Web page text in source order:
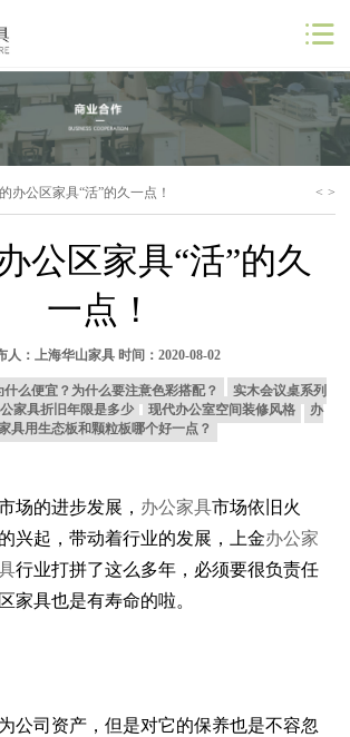
办公区家具“活”的久一点！ < >
公区家具“活”的久
一点！
人： 上海华山家具时间：2020-08-02
什么便宜？为什么要注意色彩搭配？
实木会议桌系列
家具折旧年限是多少 现代办公室空间装修风格
办
具用生态板和颗粒板哪个好一点？
场的进步发展， 办公家具市场依旧火
兴起，带动着行业的发展，上金办公家
行业打拼了这么多年，必须要很负责任
家具也是有寿命的啦。
公司资产，但是对它的保养也是不容忽